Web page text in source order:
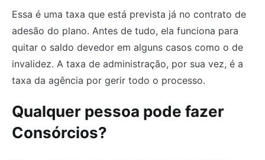
Essa é uma taxa que está prevista já no contrato de
adesão do plano. Antes de tudo, ela funciona para
quitar o saldo devedor em alguns casos como o de
invalidez. A taxa de administração, por sua vez, é a
taxa da agência por gerir todo o processo.
Qualquer pessoa pode fazer
Consórcios?